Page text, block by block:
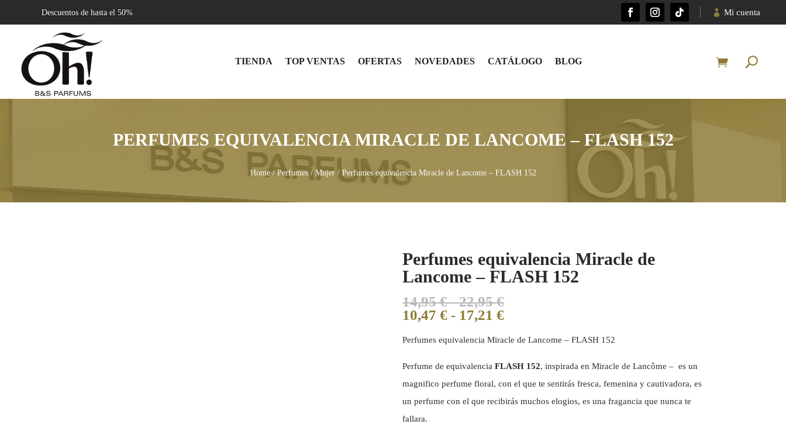
Descuentos de hasta el 50% Mi cuenta
TIENDA TOP VENTAS OFERTAS NOVEDADES CATÁLOGO BLOG
PERFUMES EQUIVALENCIA MIRACLE DE LANCOME – FLASH 152
Home/Perfumes/ Mujer/ Perfumes equivalencia Miracle de Lancome – FLASH 152
Perfumes equivalencia Miracle de
Lancome – FLASH 152
14,95€ - 22,95€
10,47€ - 17,21€
Perfumes equivalencia Miracle de Lancome – FLASH 152
Perfume de equivalenciaFLASH 152, inspirada en Miracle de Lancôme – es un
magnifico perfume floral, con el que te sentirás fresca, femenina y cautivadora, es
un perfume con el que recibirás muchos elogios, es una fragancia que nunca te
fallara.